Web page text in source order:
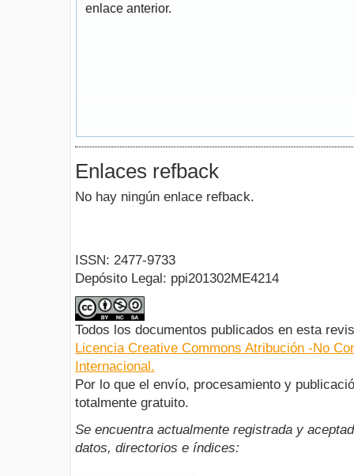
enlace anterior.
Enlaces refback
No hay ningún enlace refback.
ISSN: 2477-9733
Depósito Legal: ppi201302ME4214
Todos los documentos publicados en esta
Licencia Creative Commons Atribución -No
Internacional.
Por lo que el envío, procesamiento y
totalmente gratuito.
Se encuentra actualmente registrada y
datos, directorios e índices: